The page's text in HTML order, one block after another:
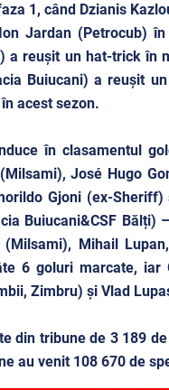
1, când Dzianis
Jardan (Petrocub)
a reușit un hat-trick în
Buiucani) a reușit
acest sezon.
în clasamentul
José Hugo
Gjoni (ex-
Buiucani&CSF
Mihail
6 goluri marcate, iar
Zimbru) și Vlad
din tribune de 3 189
au venit 108 670 de